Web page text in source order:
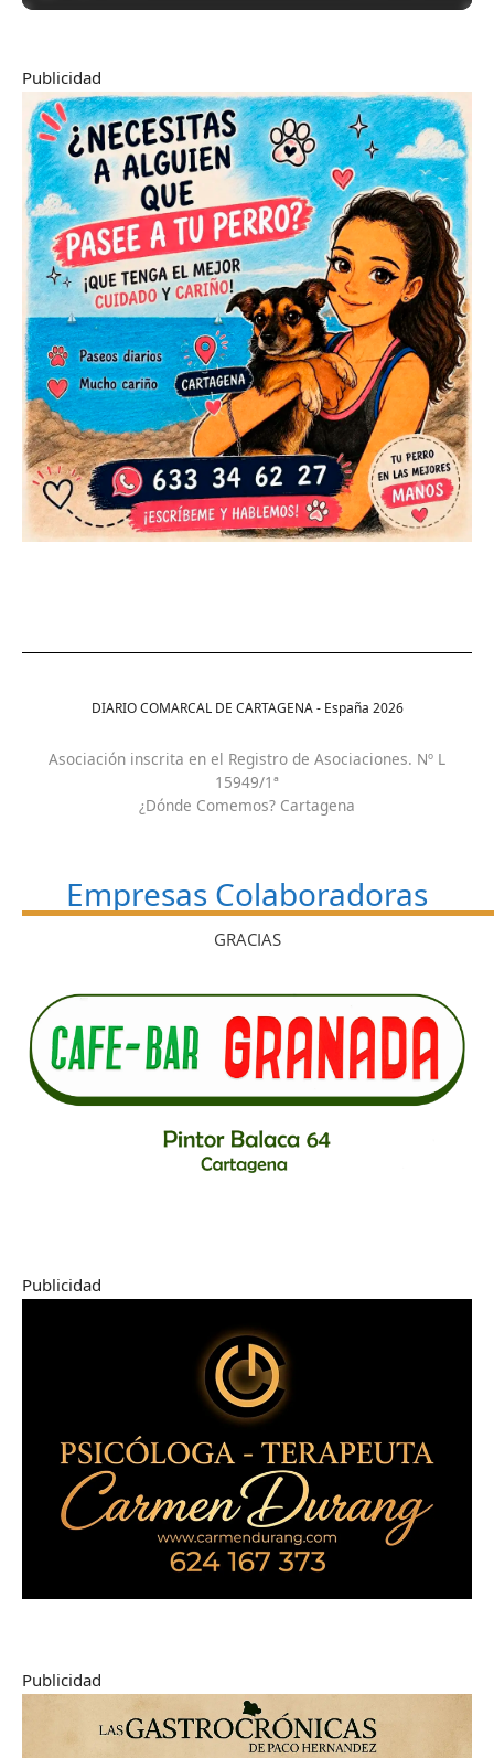
Publicidad
DIARIO COMARCAL DE CARTAGENA - España 2026
Asociación inscrita en el Registro de Asociaciones. Nº L
15949/1ª
¿Dónde Comemos? Cartagena
Empresas Colaboradoras
GRACIAS
Publicidad
Publicidad